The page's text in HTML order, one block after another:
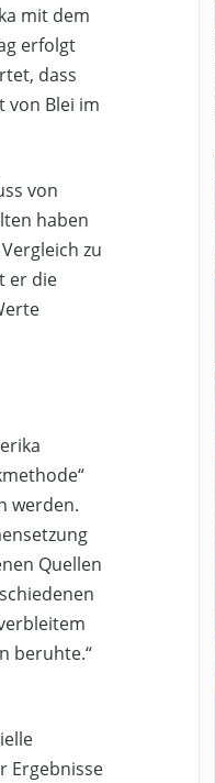
mit dem
erfolgt
dass
von Blei im
von
haben
zu
er die
werden.
Quellen
beruhte.“
Ergebnisse